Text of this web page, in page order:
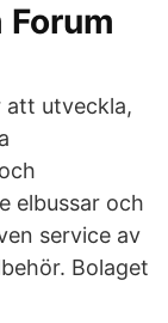
att utveckla,
elbussar och
service av
Bolaget